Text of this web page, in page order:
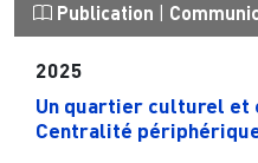
Publication
2025
Un quartier culturel et
Centralité